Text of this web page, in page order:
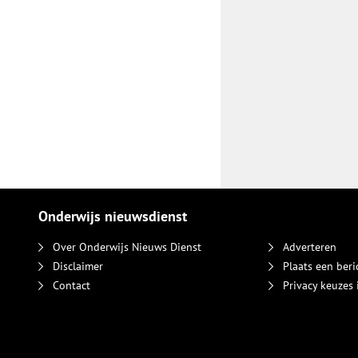
Onderwijs nieuwsdienst
Over Onderwijs Nieuws Dienst
Disclaimer
Contact
Adverteren
Plaats een
Privacy